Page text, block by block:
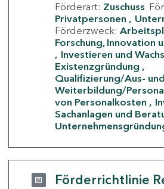
Förderart: Zuschuss
Privatpersonen
Förderzweck:
Forschung, Innovation
Investieren und
Existenzgründung
Qualifizierung/Aus- und
Weiterbildung/
von Personalkosten
Sachanlagen und
Förderrichtlinie